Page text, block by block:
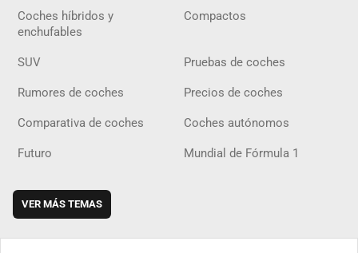
Coches híbridos y
enchufables
Compactos
SUV Pruebas de coches
Rumores de coches Precios de coches
Comparativa de coches Coches autónomos
Futuro Mundial de Fórmula 1
VER MÁS TEMAS